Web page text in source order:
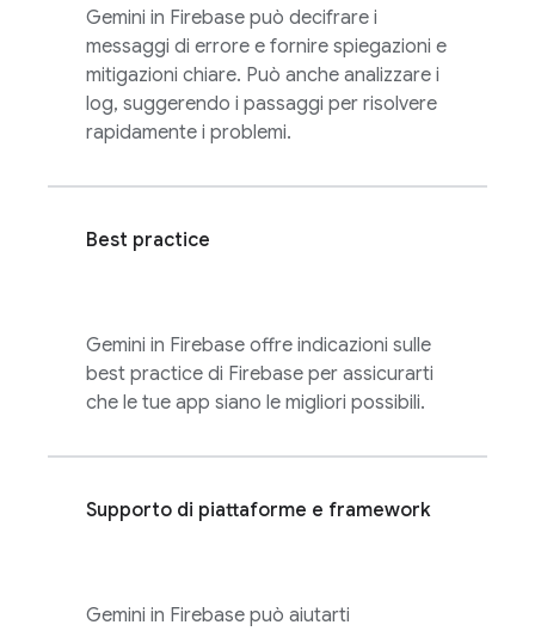
Gemini in Firebase può decifrare i
messaggi di errore e fornire spiegazioni e
mitigazioni chiare. Può anche analizzare i
log, suggerendo i passaggi per risolvere
rapidamente i problemi.
Best practice
Gemini in Firebase offre indicazioni sulle
best practice di Firebase per assicurarti
che le tue app siano le migliori possibili.
Supporto di piattaforme e framework
Gemini in Firebase può aiutarti